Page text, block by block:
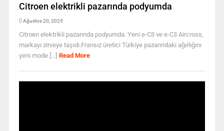
Citroen elektrikli pazarında podyumda
Ağustos 20, 2025
Citroen elektrikli pazarında podyumda. Yeni e-C3 ve e-C3 Aircross,
markayı zirveye taşıdı.Fransız üretici Türkiye pazarındaki ağırlığını
yeni mode [...] Read More